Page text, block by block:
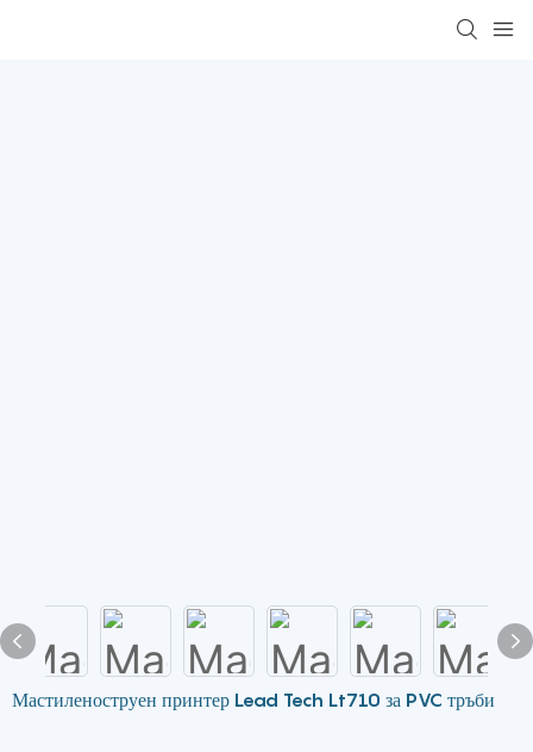
Мастиленоструен принтер Lead Tech Lt710 за PVC тръби